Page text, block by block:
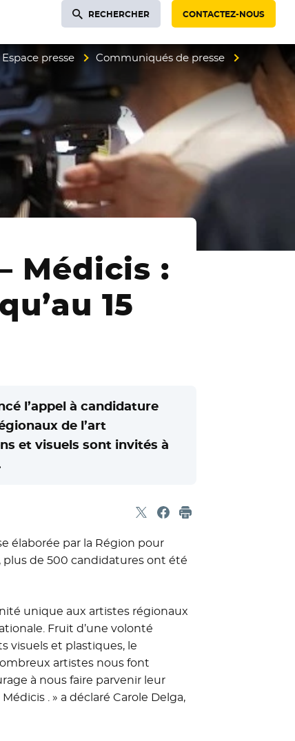
RECHERCHER CONTACTEZ-NOUS
Espace presse
Communiqués de presse
Médicis :
15
l’appel à candidature
de l’art
et visuels sont invités à
Partager sur X
- Nouvelle fenêtre
Partager sur Facebook
- Nouvelle fenêtre
Imprimer
élaborée par la Région pour
plus de 500 candidatures ont été
unique aux artistes régionaux
Fruit d’une volonté
visuels et plastiques, le
artistes nous font
à nous faire parvenir leur
. » a déclaré Carole Delga,